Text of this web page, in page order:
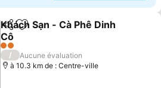
PartagerAjouter à mes favoris
Khách Sạn - Cà Phê Dinh
Cô
Consulter les prix
2 Étoiles
/
Aucune évaluation
à 10.3 km de : Centre-ville